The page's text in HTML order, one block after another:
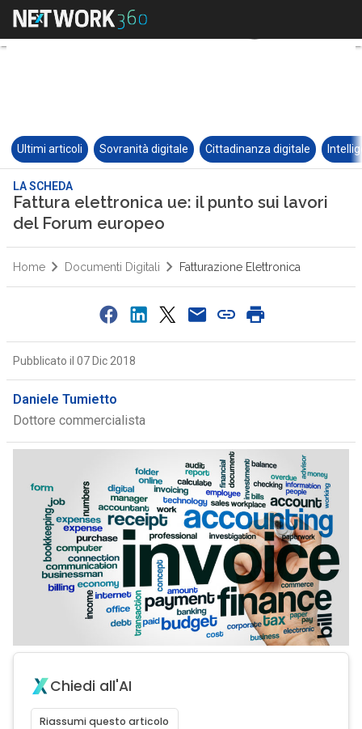
Ultimi articoli Sovranità digitale Cittadinanza digitale
LA SCHEDA
Fattura elettronica ue: il punto sui lavori
del Forum europeo
Home Documenti Digitali Fatturazione Elettronica
Pubblicato il 07 Dic 2018
Daniele Tumietto
Dottore commercialista
Chiedi all'AI
Riassumi questo articolo